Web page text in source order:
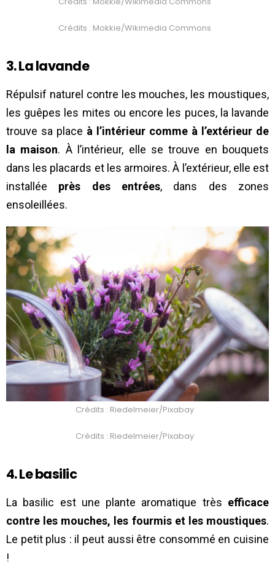
Crédits : Mokkie/Wikimedia Commons
3. La lavande
Répulsif naturel contre les mouches, les moustiques,
les guêpes les mites ou encore les puces, la lavande
trouve sa place à l’intérieur comme à l’extérieur de
la maison. À l’intérieur, elle se trouve en bouquets
dans les placards et les armoires. À l’extérieur, elle est
installée près des entrées, dans des zones
ensoleillées.
Crédits : Riedelmeier/Pixabay
Crédits : Riedelmeier/Pixabay
4. Le basilic
La basilic est une plante aromatique très efficace
contre les mouches, les fourmis et les moustiques.
Le petit plus : il peut aussi être consommé en cuisine
!